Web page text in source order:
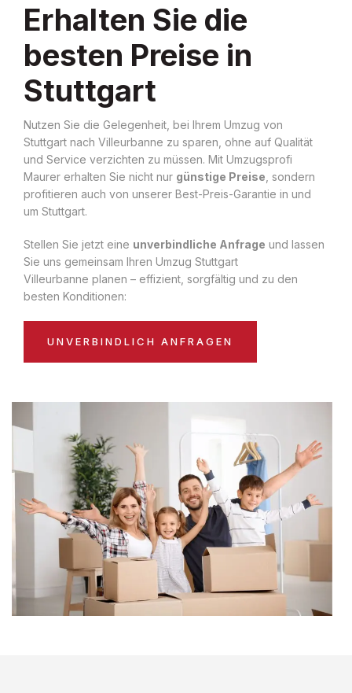
Erhalten Sie die
besten Preise in
Stuttgart
Nutzen Sie die Gelegenheit, bei Ihrem Umzug von
Stuttgart nach Villeurbanne zu sparen, ohne auf Qualität
und Service verzichten zu müssen. Mit Umzugsprofi
Maurer erhalten Sie nicht nur günstige Preise , sondern
profitieren auch von unserer Best-Preis-Garantie in und
um Stuttgart.
Stellen Sie jetzt eine unverbindliche Anfrage und lassen
Sie uns gemeinsam Ihren Umzug Stuttgart
Villeurbanne planen – effizient, sorgfältig und zu den
besten Konditionen:
UNVERBINDLICH ANFRAGEN